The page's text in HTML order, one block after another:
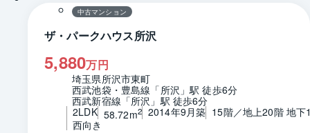
中古マンション
ザ・パークハウス所沢
5,880万円
埼玉県所沢市東町
西武池袋・豊島線「所沢」駅 徒歩6分
西武新宿線「所沢」駅 徒歩6分
2LDK 58.72m2 2014年9月築 15階／地上20階 地下
西向き